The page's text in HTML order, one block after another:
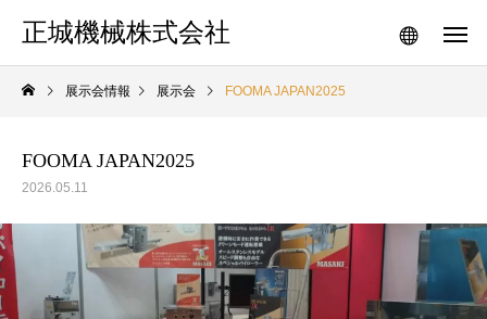
正城機械株式会社
展示会情報 展示会 FOOMA JAPAN2025
FOOMA JAPAN2025
2026.05.11